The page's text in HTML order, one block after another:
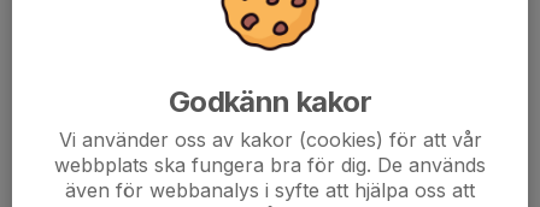
Godkänn kakor
Vi använder oss av kakor (cookies) för att vår
webbplats ska fungera bra för dig. De används
även för webbanalys i syfte att hjälpa oss att